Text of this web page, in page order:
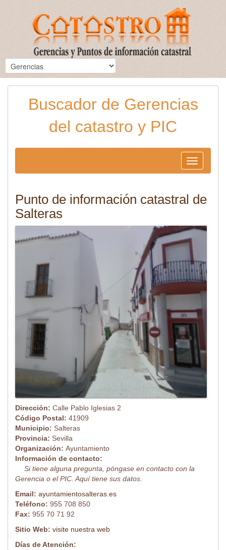
Buscador de Gerencias
del catastro y PIC
Toggle
navigation
Punto de información catastral de
Salteras
Dirección: Calle Pablo Iglesias 2
Código Postal: 41909
Municipio: Salteras
Provincia: Sevilla
Organización: Ayuntamiento
Información de contacto:
Si tiene alguna pregunta, póngase en contacto con la
Gerencia o el PIC. Aquí tiene sus datos.
Email: ayuntamientosalteras.es
Teléfono: 955 708 850
Fax: 955 70 71 92
Sitio Web: visite nuestra web
Días de Atención: